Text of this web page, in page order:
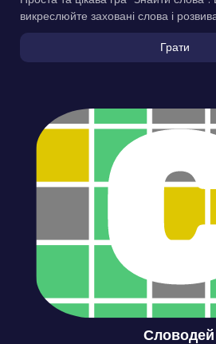
викреслюйте заховані слова і
Грати
Словодей